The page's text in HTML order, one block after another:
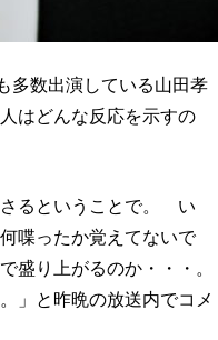
多数出演している山田孝
はどんな反応を示すの
さるということで。 い
喋ったか覚えてないで
盛り上がるのか・・・。
」と昨晩の放送内でコメ